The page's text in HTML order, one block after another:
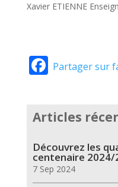
Xavier ETIENNE
Partager sur
Articles
Découvrez les
centenaire 2024/
7 Sep 2024